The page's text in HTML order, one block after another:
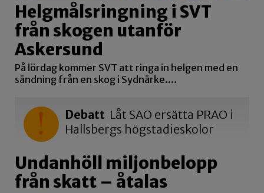
Helgmålsringning i SVT
från skogen utanför
Askersund
På lördag kommer SVT att ringa in helgen med en
sändning från en skog i Sydnärke.…
Debatt Låt SAO ersätta PRAO i
Hallsbergs högstadieskolor
Undanhöll miljonbelopp
från skatt – åtalas